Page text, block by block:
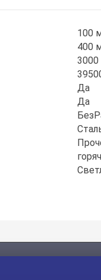
100
400
Да
Да